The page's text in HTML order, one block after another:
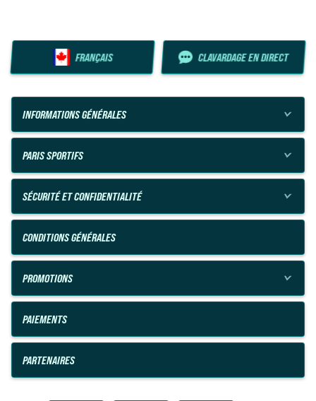
FRANÇAIS CLAVARDAGE EN DIRECT
INFORMATIONS GÉNÉRALES
PARIS SPORTIFS
SÉCURITÉ ET CONFIDENTIALITÉ
CONDITIONS GÉNÉRALES
PROMOTIONS
PAIEMENTS
PARTENAIRES